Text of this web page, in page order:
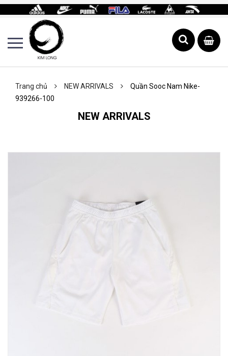
Trang chủ NEW ARRIVALS
Quần Sooc Nam Nike-
939266-100
NEW ARRIVALS